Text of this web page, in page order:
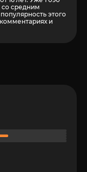
со средним
этого
и